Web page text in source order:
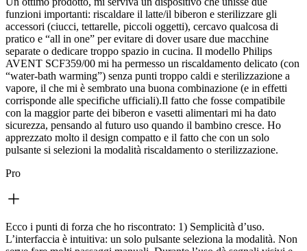
funzioni importanti: riscaldare il latte/il biberon e sterilizzare gli
accessori (ciucci, tettarelle, piccoli oggetti), cercavo qualcosa di
pratico e “all in one” per evitare di dover usare due macchine
separate o dedicare troppo spazio in cucina. Il modello Philips
AVENT SCF359/00 mi ha permesso un riscaldamento delicato (con
“water-bath warming”) senza punti troppo caldi e sterilizzazione a
vapore, il che mi è sembrato una buona combinazione (e in effetti
corrisponde alle specifiche ufficiali).Il fatto che fosse compatibile
con la maggior parte dei biberon e vasetti alimentari mi ha dato
sicurezza, pensando al futuro uso quando il bambino cresce. Ho
apprezzato molto il design compatto e il fatto che con un solo
pulsante si selezioni la modalità riscaldamento o sterilizzazione.
Pro
Ecco i punti di forza che ho riscontrato: 1) Semplicità d’uso.
L’interfaccia è intuitiva: un solo pulsante seleziona la modalità. Non